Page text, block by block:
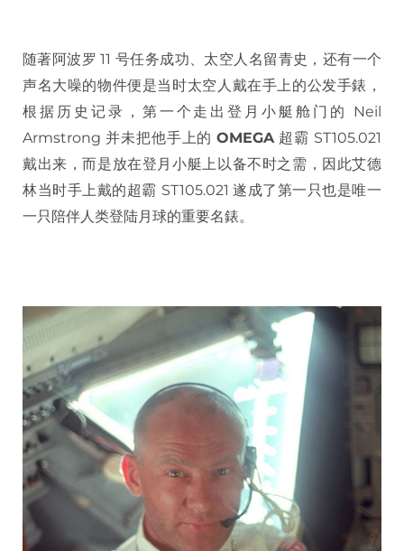
随著阿波罗 11 号任务成功、太空人名留青史，还有一个
声名大噪的物件便是当时太空人戴在手上的公发手錶，
根据历史记录，第一个走出登月小艇舱门的 Neil
Armstrong 并未把他手上的OMEGA 超霸 ST105.021
戴出来，而是放在登月小艇上以备不时之需，因此艾德
林当时手上戴的超霸 ST105.021 遂成了第一只也是唯一
一只陪伴人类登陆月球的重要名錶。